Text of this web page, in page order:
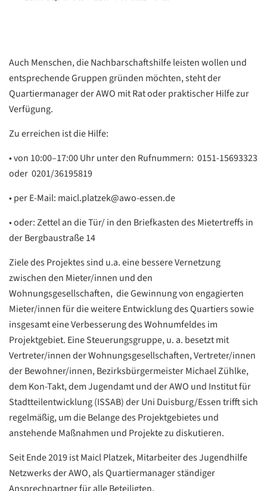
Auch Menschen, die Nachbarschaftshilfe leisten wollen und
entsprechende Gruppen gründen möchten, steht der
Quartiermanager der AWO mit Rat oder praktischer Hilfe zur
Verfügung.
Zu erreichen ist die Hilfe:
• von 10:00–17:00 Uhr unter den Rufnummern: 0151-15693323
oder 0201/36195819
• per E-Mail: maicl.platzek@awo-essen.de
• oder: Zettel an die Tür/ in den Briefkasten des Mietertreffs in
der Bergbaustraße 14
Ziele des Projektes sind u.a. eine bessere Vernetzung
zwischen den Mieter/innen und den
Wohnungsgesellschaften, die Gewinnung von engagierten
Mieter/innen für die weitere Entwicklung des Quartiers sowie
insgesamt eine Verbesserung des Wohnumfeldes im
Projektgebiet. Eine Steuerungsgruppe, u. a. besetzt mit
Vertreter/innen der Wohnungsgesellschaften, Vertreter/innen
der Bewohner/innen, Bezirksbürgermeister Michael Zühlke,
dem Kon-Takt, dem Jugendamt und der AWO und Institut für
Stadtteilentwicklung (ISSAB) der Uni Duisburg/Essen trifft sich
regelmäßig, um die Belange des Projektgebietes und
anstehende Maßnahmen und Projekte zu diskutieren.
Seit Ende 2019 ist Maicl Platzek, Mitarbeiter des Jugendhilfe
Netzwerks der AWO, als Quartiermanager ständiger
ZURÜCK
Datenschutzerklärung
/
Translate
ZURÜCK